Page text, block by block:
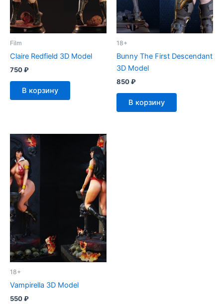
Film
Claire Redfield 3D Model
750₽
В корзину
18+
Bunny The First Descendant
3D Model
850₽
В корзину
18+
Vampirella 3D Model
550₽